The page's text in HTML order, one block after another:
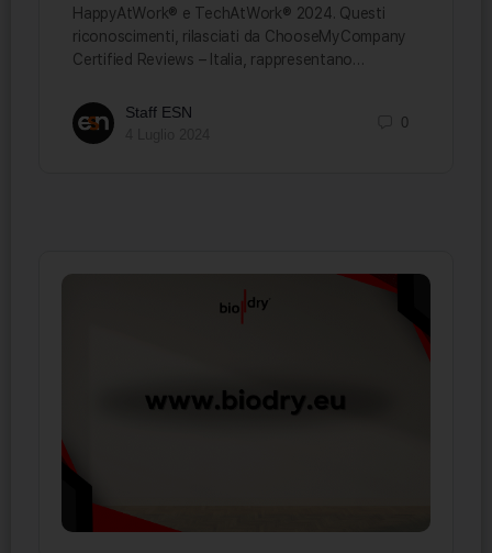
HappyAtWork® e TechAtWork® 2024. Questi
riconoscimenti, rilasciati da ChooseMyCompany
Certified Reviews – Italia, rappresentano…
Staff ESN
0